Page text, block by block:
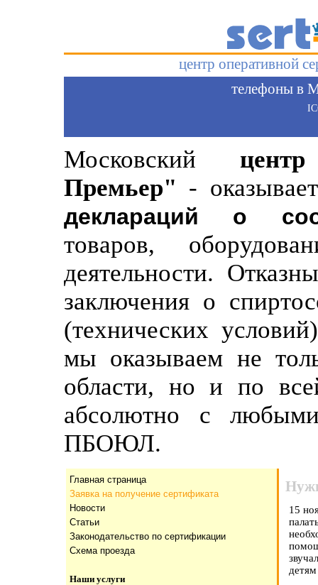
центр оперативной
телефоны в
Московский
Премьер" -
деклараций о
товаров,
деятельности.
заключения о
(технических
мы оказываем не
области, но и по
абсолютно с
ПБОЮЛ.
Главная страница
Заявка на получение сертификата
Новости
Статьи
Законодательство по сертификации
Схема проезда
Наши услуги
15